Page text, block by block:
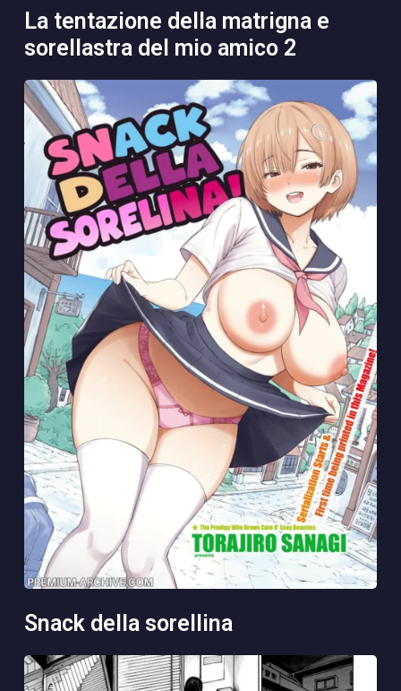
la tentazione della matrigna e
sorellastra del mio amico 2
snack della sorellina